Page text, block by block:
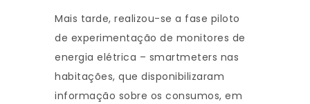
Mais tarde, realizou-se a fase piloto
de experimentação de monitores de
energia elétrica – smartmeters nas
habitações, que disponibilizaram
informação sobre os consumos, em